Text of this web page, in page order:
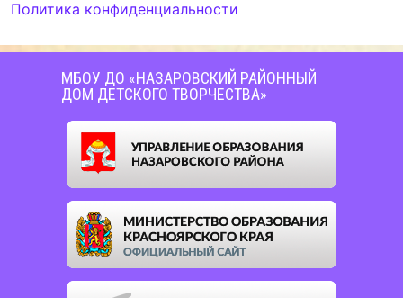
Политика конфиденциальности
МБОУ ДО «НАЗАРОВСКИЙ РАЙОННЫЙ
ДОМ ДЕТСКОГО ТВОРЧЕСТВА»